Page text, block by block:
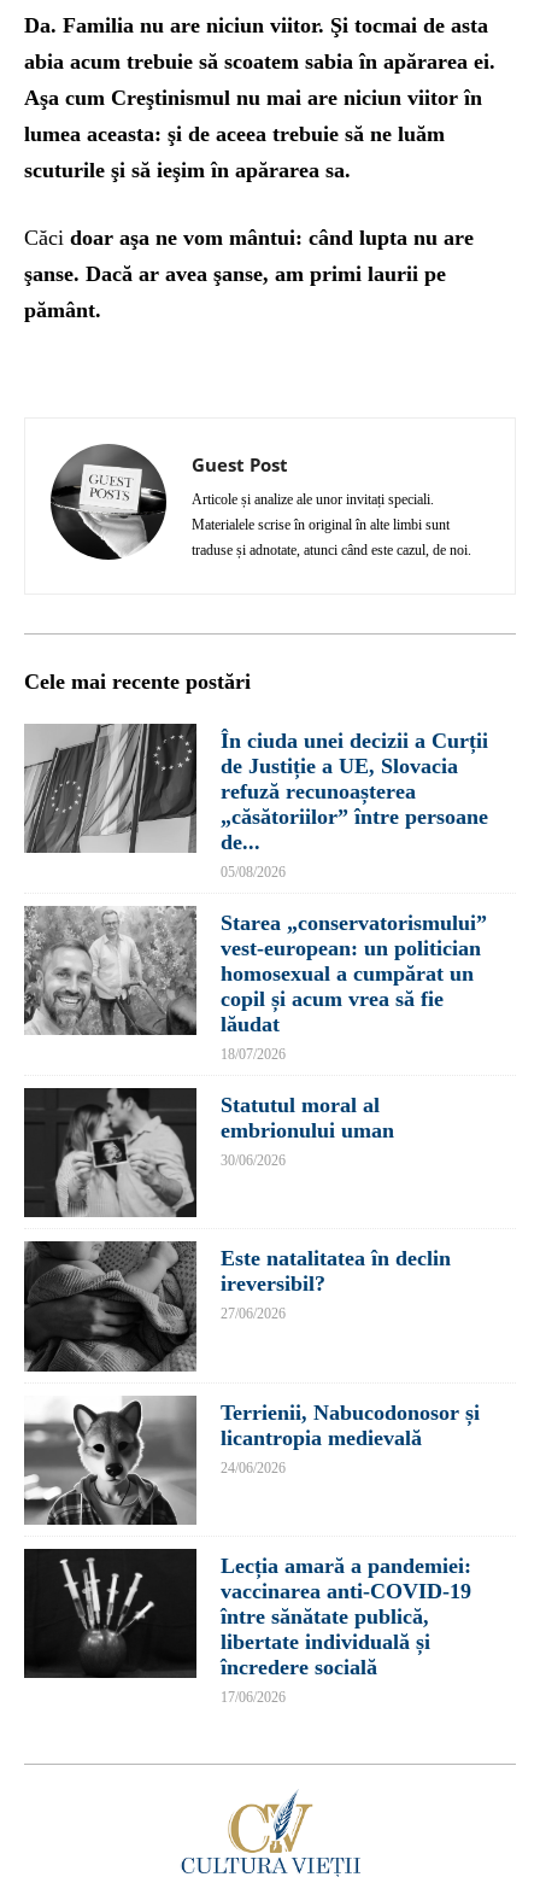
Da. Familia nu are niciun viitor. Şi tocmai de asta
abia acum trebuie să scoatem sabia în apărarea ei.
Aşa cum Creştinismul nu mai are niciun viitor în
lumea aceasta: şi de aceea trebuie să ne luăm
scuturile şi să ieşim în apărarea sa.
Căci doar aşa ne vom mântui: când lupta nu are
şanse. Dacă ar avea şanse, am primi laurii pe
pământ.
Guest Post
Articole și analize ale unor invitați speciali.
Materialele scrise în original în alte limbi sunt
traduse și adnotate, atunci când este cazul, de noi.
Cele mai recente postări
În ciuda unei decizii a Curții
de Justiție a UE, Slovacia
refuză recunoașterea
„căsătoriilor” între persoane
de...
05/08/2026
Starea „conservatorismului”
vest-european: un politician
homosexual a cumpărat un
copil și acum vrea să fie
lăudat
18/07/2026
Statutul moral al
embrionului uman
30/06/2026
Este natalitatea în declin
ireversibil?
27/06/2026
Terrienii, Nabucodonosor și
licantropia medievală
24/06/2026
Lecția amară a pandemiei:
vaccinarea anti-COVID-19
între sănătate publică,
libertate individuală și
încredere socială
17/06/2026